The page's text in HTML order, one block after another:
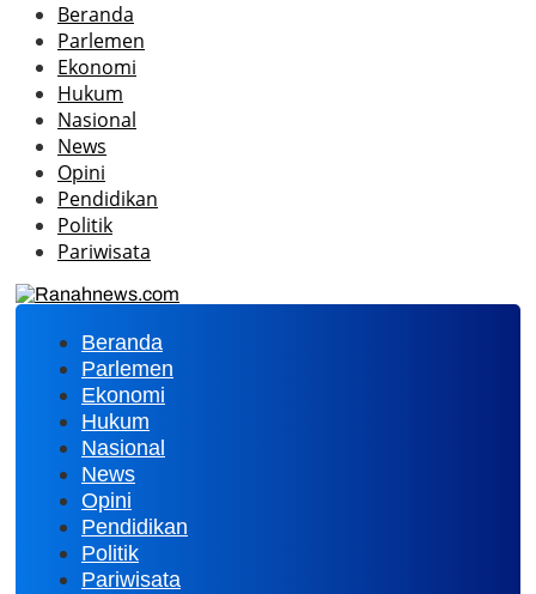
Beranda
Parlemen
Ekonomi
Hukum
Nasional
News
Opini
Pendidikan
Politik
Pariwisata
Beranda
Parlemen
Ekonomi
Hukum
Nasional
News
Opini
Pendidikan
Politik
Pariwisata